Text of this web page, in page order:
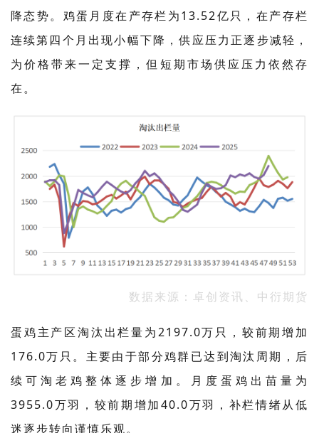
降态势。鸡蛋月度在产存栏为13.52亿只，在产存栏
连续第四个月出现小幅下降，供应压力正逐步减轻，
为价格带来一定支撑，但短期市场供应压力依然存
在。
数据来源：卓创资讯、中衍期货
蛋鸡主产区淘汰出栏量为2197.0万只，较前期增加
176.0万只。主要由于部分鸡群已达到淘汰周期，后
续可淘老鸡整体逐步增加。月度蛋鸡出苗量为
3955.0万羽，较前期增加40.0万羽，补栏情绪从低
迷逐步转向谨慎乐观。